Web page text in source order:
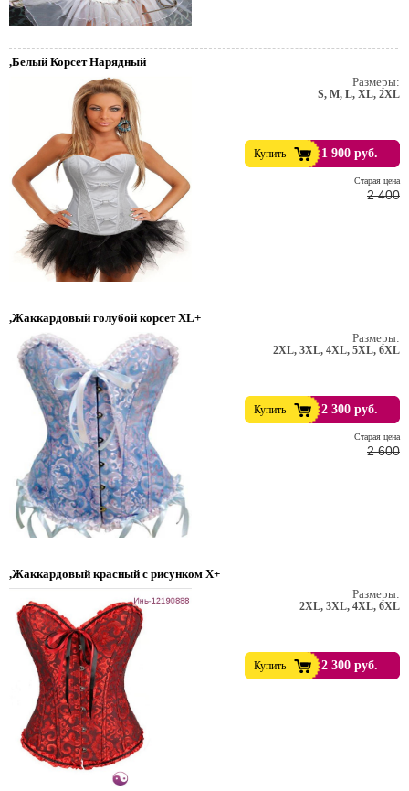
,Белый Корсет Нарядный
Размеры:
S, M, L, XL, 2XL
Купить 1 900 руб.
Cтарая цена
2 400
,Жаккардовый голубой корсет XL+
Размеры:
2XL, 3XL, 4XL, 5XL, 6XL
Купить 2 300 руб.
Cтарая цена
2 600
,Жаккардовый красный c рисунком X+
Размеры:
2XL, 3XL, 4XL, 6XL
Купить 2 300 руб.